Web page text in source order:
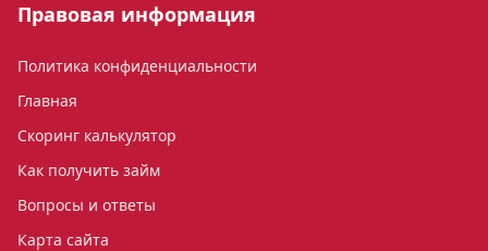
Правовая информация
Политика конфиденциальности
Главная
Скоринг калькулятор
Как получить займ
Вопросы и ответы
Карта сайта